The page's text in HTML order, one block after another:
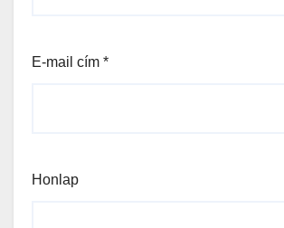
E-mail cím *
Honlap